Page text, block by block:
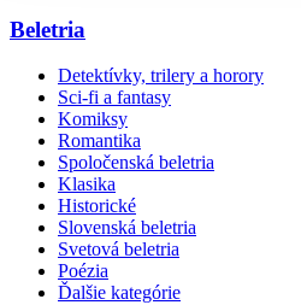
Beletria
Detektívky, trilery a horory
Sci-fi a fantasy
Komiksy
Romantika
Spoločenská beletria
Klasika
Historické
Slovenská beletria
Svetová beletria
Poézia
Ďalšie kategórie